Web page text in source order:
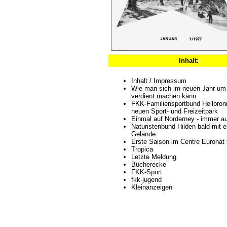
Inhalt:
Inhalt / Impressum
Wie man sich im neuen Jahr
verdient machen kann
FKK-Familiensportbund
neuen Sport- und Freizeitpark
Einmal auf Norderney - immer
Naturistenbund Hilden bald mit
Gelände
Erste Saison im Centre Euronat
Tropica
Letzte Meldung
Bücherecke
FKK-Sport
fkk-jugend
Kleinanzeigen